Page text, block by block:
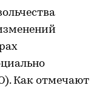
Как отмечают